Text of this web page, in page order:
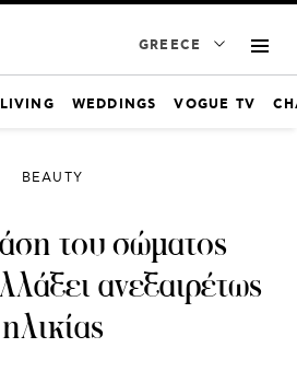
GREECE
LIVING WEDDINGS VOGUE TV
BEAUTY
του σώματος
ανεξαιρέτως
ηλικίας